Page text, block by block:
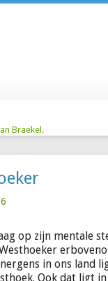
Braekel.
op zijn mentale
in ons land
Ook dat ligt